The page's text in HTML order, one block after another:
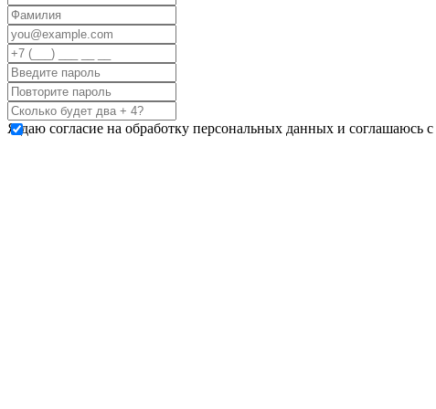
Я даю согласие на обработку персональных данных и соглашаюсь с